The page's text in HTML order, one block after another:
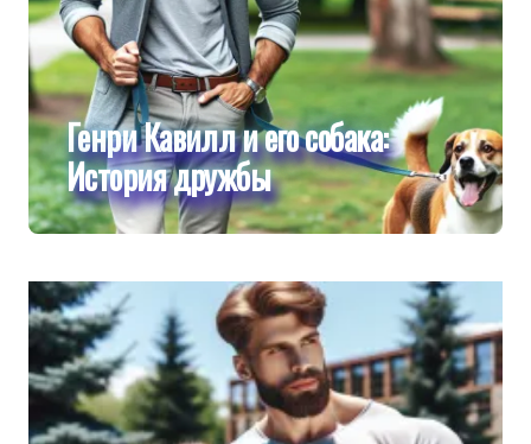
Генри Кавилл и его собака:
История дружбы